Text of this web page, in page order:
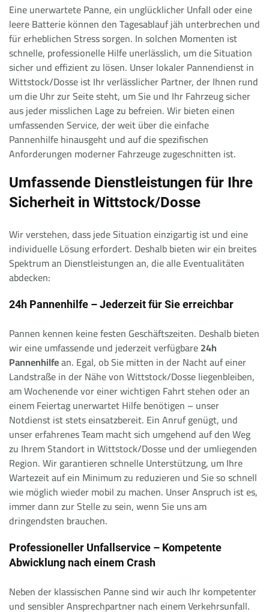
Eine unerwartete Panne, ein unglücklicher Unfall oder eine
leere Batterie können den Tagesablauf jäh unterbrechen und
für erheblichen Stress sorgen. In solchen Momenten ist
schnelle, professionelle Hilfe unerlässlich, um die Situation
sicher und effizient zu lösen. Unser lokaler Pannendienst in
Wittstock/Dosse ist Ihr verlässlicher Partner, der Ihnen rund
um die Uhr zur Seite steht, um Sie und Ihr Fahrzeug sicher
aus jeder misslichen Lage zu befreien. Wir bieten einen
umfassenden Service, der weit über die einfache
Pannenhilfe hinausgeht und auf die spezifischen
Anforderungen moderner Fahrzeuge zugeschnitten ist.
Umfassende Dienstleistungen für Ihre
Sicherheit in Wittstock/Dosse
Wir verstehen, dass jede Situation einzigartig ist und eine
individuelle Lösung erfordert. Deshalb bieten wir ein breites
Spektrum an Dienstleistungen an, die alle Eventualitäten
abdecken:
24h Pannenhilfe – Jederzeit für Sie erreichbar
Pannen kennen keine festen Geschäftszeiten. Deshalb bieten
wir eine umfassende und jederzeit verfügbare24h
Pannenhilfean. Egal, ob Sie mitten in der Nacht auf einer
Landstraße in der Nähe von Wittstock/Dosse liegenbleiben,
am Wochenende vor einer wichtigen Fahrt stehen oder an
einem Feiertag unerwartet Hilfe benötigen – unser
Notdienst ist stets einsatzbereit. Ein Anruf genügt, und
unser erfahrenes Team macht sich umgehend auf den Weg
zu Ihrem Standort in Wittstock/Dosse und der umliegenden
Region. Wir garantieren schnelle Unterstützung, um Ihre
Wartezeit auf ein Minimum zu reduzieren und Sie so schnell
wie möglich wieder mobil zu machen. Unser Anspruch ist es,
immer dann zur Stelle zu sein, wenn Sie uns am
dringendsten brauchen.
Professioneller Unfallservice – Kompetente
Abwicklung nach einem Crash
Neben der klassischen Panne sind wir auch Ihr kompetenter
und sensibler Ansprechpartner nach einem Verkehrsunfall.